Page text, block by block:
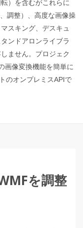
）を含むがこれらに
調整）、高度な画像操
スキング、デスキュ
ンドアロンライブラ
ません。プロジェク
画像変換機能を簡単に
のオンプレミスAPIで
を調整